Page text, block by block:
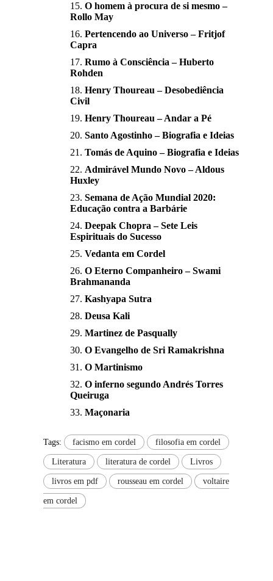
O homem à procura de si mesmo –
Rollo May
Pertencendo ao Universo – Fritjof
Capra
Rumo à Consciência – Huberto
Rohden
Henry Thoureau – Desobediência
Civil
Henry Thoureau – Andar a Pé
Santo Agostinho – Biografia e Ideias
Tomás de Aquino – Biografia e Ideias
Admirável Mundo Novo – Aldous
Huxley
Semana de Ação Mundial 2020:
Educação contra a Barbárie
Deepak Chopra – Sete Leis
Espirituais do Sucesso
Vedanta em Cordel
O Eterno Companheiro – Swami
Brahmananda
Kashyapa Sutra
Deusa Kali
Martinez de Pasqually
O Evangelho de Sri Ramakrishna
O Martinismo
O inferno segundo Andrés Torres
Queiruga
Maçonaria
Tags: facismo em cordel filosofia em cordel
Literatura literatura de cordel Livros
livros em pdf rousseau em cordel voltaire
em cordel